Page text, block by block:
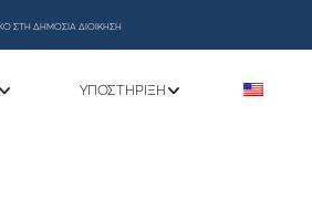
ΣΤΗ ΔΗΜΟΣΙΑ ΔΙΟΙΚΗΣΗ
ΥΠΟΣΤΉΡΙΞΗ